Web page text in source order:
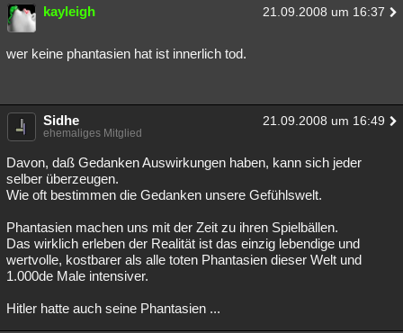
kayleigh 21.09.2008 um 16:37
wer keine phantasien hat ist innerlich tod.
Sidhe 21.09.2008 um 16:49
ehemaliges Mitglied
Davon, daß Gedanken Auswirkungen haben, kann sich jeder
selber überzeugen.
Wie oft bestimmen die Gedanken unsere Gefühlswelt.
Phantasien machen uns mit der Zeit zu ihren Spielbällen.
Das wirklich erleben der Realität ist das einzig lebendige und
wertvolle, kostbarer als alle toten Phantasien dieser Welt und
1.000de Male intensiver.
Hitler hatte auch seine Phantasien ...